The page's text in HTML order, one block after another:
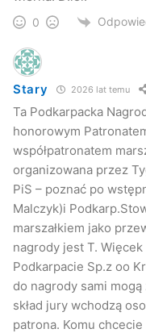
0
Stary 2026 lat temu
Ta Podkarpacka
honorowym
współpatronatem
organizowana przez
PiS – poznać po
Malczyk)i
marszałkiem jako
nagrody jest T.
Podkarpacie Sp.z oo
do nagrody sami
skład jury wchodzą
patrona. Komu